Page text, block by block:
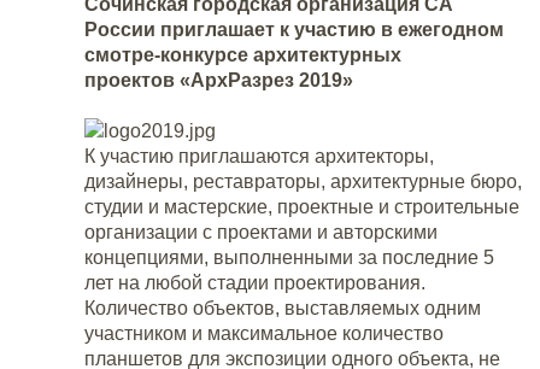
Сочинская городская организация СА
России приглашает к участию в ежегодном
смотре-конкурсе архитектурных
проектов «АрхРазрез 2019»
К участию приглашаются архитекторы,
дизайнеры, реставраторы, архитектурные бюро,
студии и мастерские, проектные и строительные
организации с проектами и авторскими
концепциями, выполненными за последние 5
лет на любой стадии проектирования.
Количество объектов, выставляемых одним
участником и максимальное количество
планшетов для экспозиции одного объекта, не